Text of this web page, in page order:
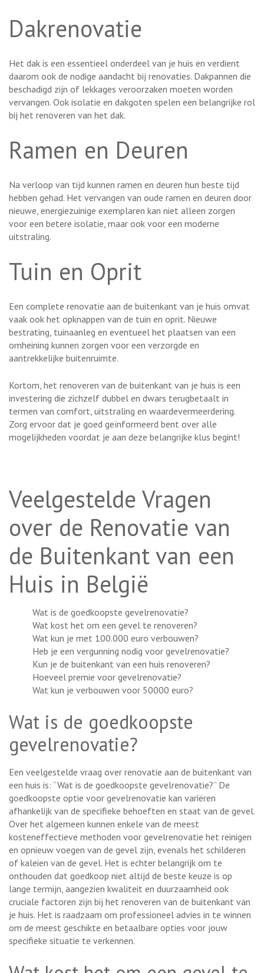
Dakrenovatie
Het dak is een essentieel onderdeel van je huis en verdient
daarom ook de nodige aandacht bij renovaties. Dakpannen die
beschadigd zijn of lekkages veroorzaken moeten worden
vervangen. Ook isolatie en dakgoten spelen een belangrijke rol
bij het renoveren van het dak.
Ramen en Deuren
Na verloop van tijd kunnen ramen en deuren hun beste tijd
hebben gehad. Het vervangen van oude ramen en deuren door
nieuwe, energiezuinige exemplaren kan niet alleen zorgen
voor een betere isolatie, maar ook voor een moderne
uitstraling.
Tuin en Oprit
Een complete renovatie aan de buitenkant van je huis omvat
vaak ook het opknappen van de tuin en oprit. Nieuwe
bestrating, tuinaanleg en eventueel het plaatsen van een
omheining kunnen zorgen voor een verzorgde en
aantrekkelijke buitenruimte.
Kortom, het renoveren van de buitenkant van je huis is een
investering die zichzelf dubbel en dwars terugbetaalt in
termen van comfort, uitstraling en waardevermeerdering.
Zorg ervoor dat je goed geïnformeerd bent over alle
mogelijkheden voordat je aan deze belangrijke klus begint!
Veelgestelde Vragen
over de Renovatie van
de Buitenkant van een
Huis in België
Wat is de goedkoopste gevelrenovatie?
Wat kost het om een gevel te renoveren?
Wat kun je met 100.000 euro verbouwen?
Heb je een vergunning nodig voor gevelrenovatie?
Kun je de buitenkant van een huis renoveren?
Hoeveel premie voor gevelrenovatie?
Wat kun je verbouwen voor 50000 euro?
Wat is de goedkoopste
gevelrenovatie?
Een veelgestelde vraag over renovatie aan de buitenkant van
een huis is: “Wat is de goedkoopste gevelrenovatie?” De
goedkoopste optie voor gevelrenovatie kan variëren
afhankelijk van de specifieke behoeften en staat van de gevel.
Over het algemeen kunnen enkele van de meest
kosteneffectieve methoden voor gevelrenovatie het reinigen
en opnieuw voegen van de gevel zijn, evenals het schilderen
of kaleien van de gevel. Het is echter belangrijk om te
onthouden dat goedkoop niet altijd de beste keuze is op
lange termijn, aangezien kwaliteit en duurzaamheid ook
cruciale factoren zijn bij het renoveren van de buitenkant van
je huis. Het is raadzaam om professioneel advies in te winnen
om de meest geschikte en betaalbare opties voor jouw
specifieke situatie te verkennen.